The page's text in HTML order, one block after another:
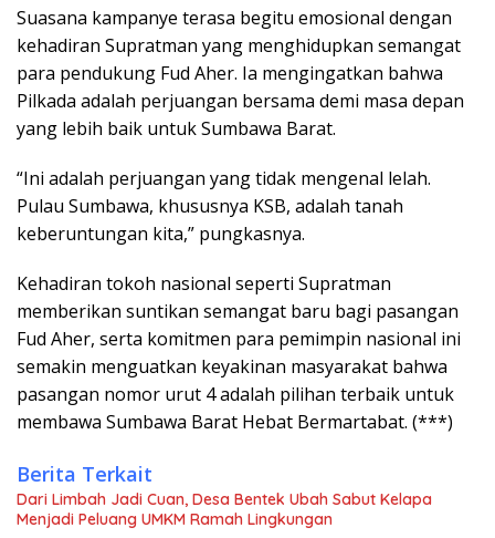
Suasana kampanye terasa begitu emosional dengan
kehadiran Supratman yang menghidupkan semangat
para pendukung Fud Aher. Ia mengingatkan bahwa
Pilkada adalah perjuangan bersama demi masa depan
yang lebih baik untuk Sumbawa Barat.
“Ini adalah perjuangan yang tidak mengenal lelah.
Pulau Sumbawa, khususnya KSB, adalah tanah
keberuntungan kita,” pungkasnya.
Kehadiran tokoh nasional seperti Supratman
memberikan suntikan semangat baru bagi pasangan
Fud Aher, serta komitmen para pemimpin nasional ini
semakin menguatkan keyakinan masyarakat bahwa
pasangan nomor urut 4 adalah pilihan terbaik untuk
membawa Sumbawa Barat Hebat Bermartabat. (***)
Berita Terkait
Dari Limbah Jadi Cuan, Desa Bentek Ubah Sabut Kelapa
Menjadi Peluang UMKM Ramah Lingkungan